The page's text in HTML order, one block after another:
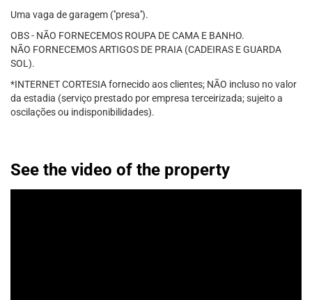
Uma vaga de garagem (''presa'').
OBS - NÃO FORNECEMOS ROUPA DE CAMA E BANHO.
NÃO FORNECEMOS ARTIGOS DE PRAIA (CADEIRAS E GUARDA
SOL).
*INTERNET CORTESIA fornecido aos clientes; NÃO incluso no valor
da estadia (serviço prestado por empresa terceirizada; sujeito a
oscilações ou indisponibilidades).
See the video of the property